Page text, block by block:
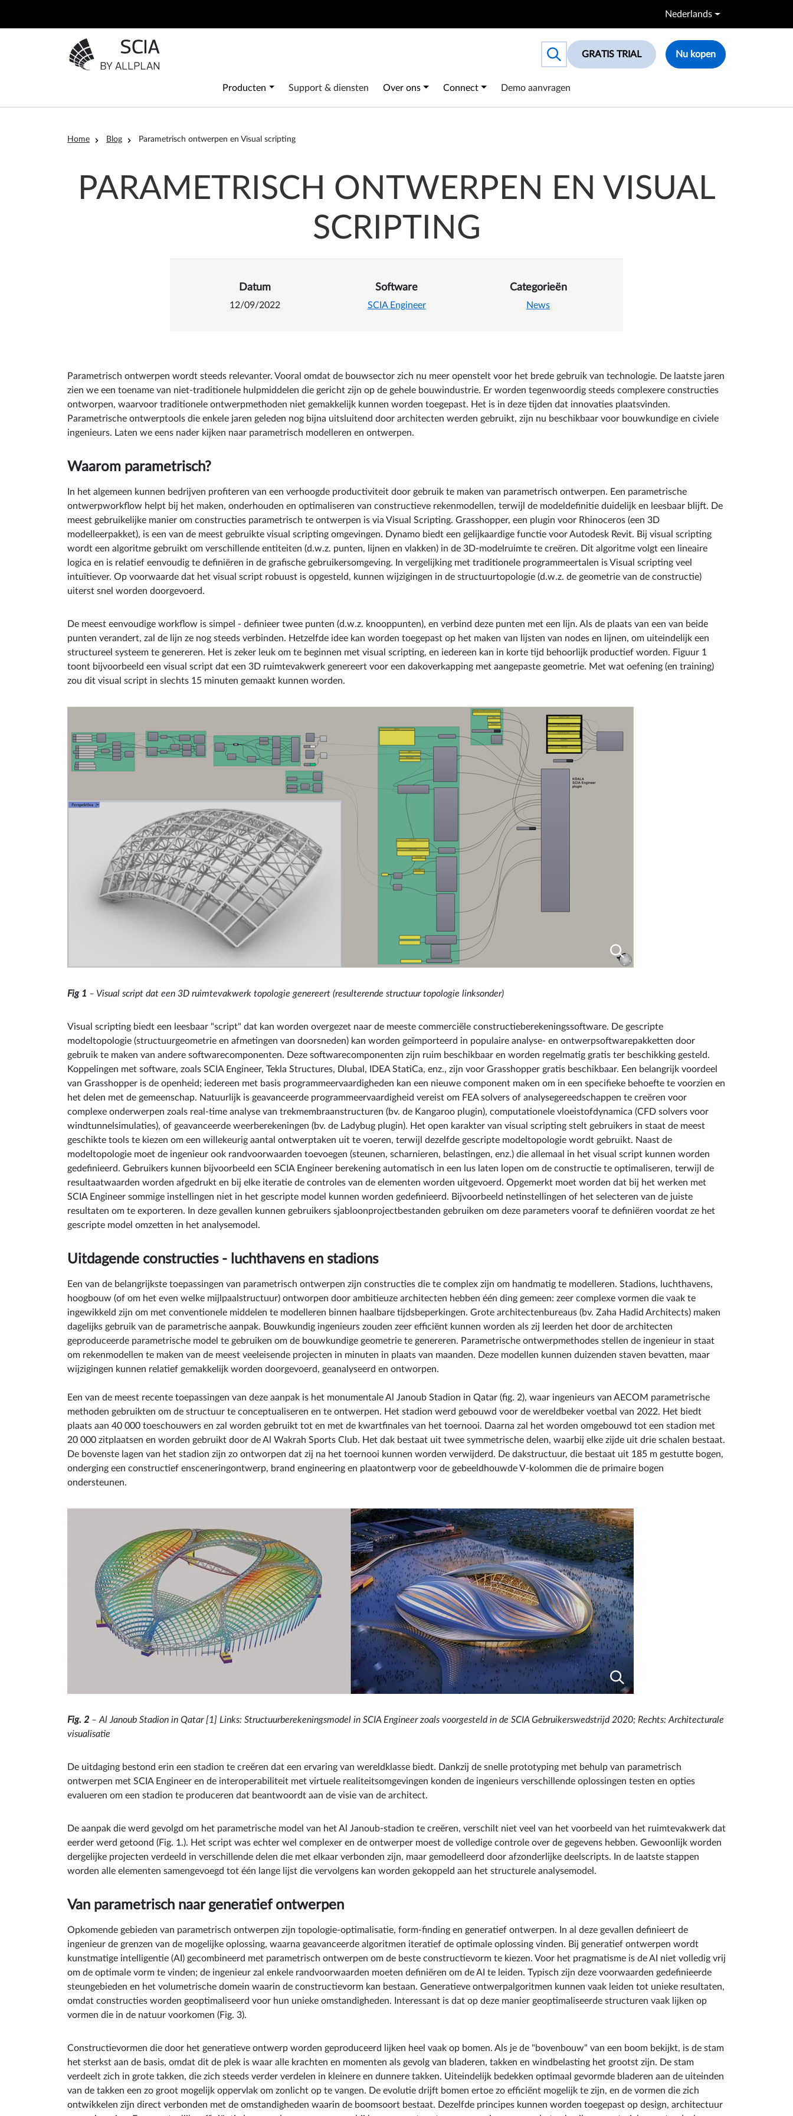
Nederlands
Toggle search box
GRATIS TRIAL Nu kopen
Main navigation
Producten Support & diensten Over ons Connect Demo aanvragen
Kruimelpad
Home Blog Parametrisch ontwerpen en Visual scripting
PARAMETRISCH ONTWERPEN EN VISUAL
SCRIPTING
Details van Parametrisch ontwerpen en Visual scripting
Datum
12/09/2022
Software
SCIA Engineer
Categorieën
News
Parametrisch ontwerpen wordt steeds relevanter. Vooral omdat de bouwsector zich nu meer openstelt voor het brede gebruik van technologie. De laatste jaren
zien we een toename van niet-traditionele hulpmiddelen die gericht zijn op de gehele bouwindustrie. Er worden tegenwoordig steeds complexere constructies
ontworpen, waarvoor traditionele ontwerpmethoden niet gemakkelijk kunnen worden toegepast. Het is in deze tijden dat innovaties plaatsvinden.
Parametrische ontwerptools die enkele jaren geleden nog bijna uitsluitend door architecten werden gebruikt, zijn nu beschikbaar voor bouwkundige en civiele
ingenieurs. Laten we eens nader kijken naar parametrisch modelleren en ontwerpen.
Waarom parametrisch?
In het algemeen kunnen bedrijven profiteren van een verhoogde productiviteit door gebruik te maken van parametrisch ontwerpen. Een parametrische
ontwerpworkflow helpt bij het maken, onderhouden en optimaliseren van constructieve rekenmodellen, terwijl de modeldefinitie duidelijk en leesbaar blijft. De
meest gebruikelijke manier om constructies parametrisch te ontwerpen is via Visual Scripting. Grasshopper, een plugin voor Rhinoceros (een 3D
modelleerpakket), is een van de meest gebruikte visual scripting omgevingen. Dynamo biedt een gelijkaardige functie voor Autodesk Revit. Bij visual scripting
wordt een algoritme gebruikt om verschillende entiteiten (d.w.z. punten, lijnen en vlakken) in de 3D-modelruimte te creëren. Dit algoritme volgt een lineaire
logica en is relatief eenvoudig te definiëren in de grafische gebruikersomgeving. In vergelijking met traditionele programmeertalen is Visual scripting veel
intuïtiever. Op voorwaarde dat het visual script robuust is opgesteld, kunnen wijzigingen in de structuurtopologie (d.w.z. de geometrie van de constructie)
uiterst snel worden doorgevoerd.
De meest eenvoudige workflow is simpel - definieer twee punten (d.w.z. knooppunten), en verbind deze punten met een lijn. Als de plaats van een van beide
punten verandert, zal de lijn ze nog steeds verbinden. Hetzelfde idee kan worden toegepast op het maken van lijsten van nodes en lijnen, om uiteindelijk een
structureel systeem te genereren. Het is zeker leuk om te beginnen met visual scripting, en iedereen kan in korte tijd behoorlijk productief worden. Figuur 1
toont bijvoorbeeld een visual script dat een 3D ruimtevakwerk genereert voor een dakoverkapping met aangepaste geometrie. Met wat oefening (en training)
zou dit visual script in slechts 15 minuten gemaakt kunnen worden.
Fig 1 – Visual script dat een 3D ruimtevakwerk topologie genereert (resulterende structuur topologie linksonder)
Visual scripting biedt een leesbaar "script" dat kan worden overgezet naar de meeste commerciële constructieberekeningssoftware. De gescripte
modeltopologie (structuurgeometrie en afmetingen van doorsneden) kan worden geïmporteerd in populaire analyse- en ontwerpsoftwarepakketten door
gebruik te maken van andere softwarecomponenten. Deze softwarecomponenten zijn ruim beschikbaar en worden regelmatig gratis ter beschikking gesteld.
Koppelingen met software, zoals SCIA Engineer, Tekla Structures, Dlubal, IDEA StatiCa, enz., zijn voor Grasshopper gratis beschikbaar. Een belangrijk voordeel
van Grasshopper is de openheid; iedereen met basis programmeervaardigheden kan een nieuwe component maken om in een specifieke behoefte te voorzien en
het delen met de gemeenschap. Natuurlijk is geavanceerde programmeervaardigheid vereist om FEA solvers of analysegereedschappen te creëren voor
complexe onderwerpen zoals real-time analyse van trekmembraanstructuren (bv. de Kangaroo plugin), computationele vloeistofdynamica (CFD solvers voor
windtunnelsimulaties), of geavanceerde weerberekeningen (bv. de Ladybug plugin). Het open karakter van visual scripting stelt gebruikers in staat de meest
geschikte tools te kiezen om een willekeurig aantal ontwerptaken uit te voeren, terwijl dezelfde gescripte modeltopologie wordt gebruikt. Naast de
modeltopologie moet de ingenieur ook randvoorwaarden toevoegen (steunen, scharnieren, belastingen, enz.) die allemaal in het visual script kunnen worden
gedefinieerd. Gebruikers kunnen bijvoorbeeld een SCIA Engineer berekening automatisch in een lus laten lopen om de constructie te optimaliseren, terwijl de
resultaatwaarden worden afgedrukt en bij elke iteratie de controles van de elementen worden uitgevoerd. Opgemerkt moet worden dat bij het werken met
SCIA Engineer sommige instellingen niet in het gescripte model kunnen worden gedefinieerd. Bijvoorbeeld netinstellingen of het selecteren van de juiste
resultaten om te exporteren. In deze gevallen kunnen gebruikers sjabloonprojectbestanden gebruiken om deze parameters vooraf te definiëren voordat ze het
gescripte model omzetten in het analysemodel.
Uitdagende constructies - luchthavens en stadions
Een van de belangrijkste toepassingen van parametrisch ontwerpen zijn constructies die te complex zijn om handmatig te modelleren. Stadions, luchthavens,
hoogbouw (of om het even welke mijlpaalstructuur) ontworpen door ambitieuze architecten hebben één ding gemeen: zeer complexe vormen die vaak te
ingewikkeld zijn om met conventionele middelen te modelleren binnen haalbare tijdsbeperkingen. Grote architectenbureaus (bv. Zaha Hadid Architects) maken
dagelijks gebruik van de parametrische aanpak. Bouwkundig ingenieurs zouden zeer efficiënt kunnen worden als zij leerden het door de architecten
geproduceerde parametrische model te gebruiken om de bouwkundige geometrie te genereren. Parametrische ontwerpmethodes stellen de ingenieur in staat
om rekenmodellen te maken van de meest veeleisende projecten in minuten in plaats van maanden. Deze modellen kunnen duizenden staven bevatten, maar
wijzigingen kunnen relatief gemakkelijk worden doorgevoerd, geanalyseerd en ontworpen.
Een van de meest recente toepassingen van deze aanpak is het monumentale Al Janoub Stadion in Qatar (fig. 2), waar ingenieurs van AECOM parametrische
methoden gebruikten om de structuur te conceptualiseren en te ontwerpen. Het stadion werd gebouwd voor de wereldbeker voetbal van 2022. Het biedt
plaats aan 40 000 toeschouwers en zal worden gebruikt tot en met de kwartfinales van het toernooi. Daarna zal het worden omgebouwd tot een stadion met
20 000 zitplaatsen en worden gebruikt door de Al Wakrah Sports Club. Het dak bestaat uit twee symmetrische delen, waarbij elke zijde uit drie schalen bestaat.
De bovenste lagen van het stadion zijn zo ontworpen dat zij na het toernooi kunnen worden verwijderd. De dakstructuur, die bestaat uit 185 m gestutte bogen,
onderging een constructief ensceneringontwerp, brand engineering en plaatontwerp voor de gebeeldhouwde V-kolommen die de primaire bogen
ondersteunen.
Fig. 2 – Al Janoub Stadion in Qatar [1] Links: Structuurberekeningsmodel in SCIA Engineer zoals voorgesteld in de SCIA Gebruikerswedstrijd 2020; Rechts: Architecturale
visualisatie
De uitdaging bestond erin een stadion te creëren dat een ervaring van wereldklasse biedt. Dankzij de snelle prototyping met behulp van parametrisch
ontwerpen met SCIA Engineer en de interoperabiliteit met virtuele realiteitsomgevingen konden de ingenieurs verschillende oplossingen testen en opties
evalueren om een stadion te produceren dat beantwoordt aan de visie van de architect.
De aanpak die werd gevolgd om het parametrische model van het Al Janoub-stadion te creëren, verschilt niet veel van het voorbeeld van het ruimtevakwerk dat
eerder werd getoond (Fig. 1.). Het script was echter wel complexer en de ontwerper moest de volledige controle over de gegevens hebben. Gewoonlijk worden
dergelijke projecten verdeeld in verschillende delen die met elkaar verbonden zijn, maar gemodelleerd door afzonderlijke deelscripts. In de laatste stappen
worden alle elementen samengevoegd tot één lange lijst die vervolgens kan worden gekoppeld aan het structurele analysemodel.
Van parametrisch naar generatief ontwerpen
Opkomende gebieden van parametrisch ontwerpen zijn topologie-optimalisatie, form-finding en generatief ontwerpen. In al deze gevallen definieert de
ingenieur de grenzen van de mogelijke oplossing, waarna geavanceerde algoritmen iteratief de optimale oplossing vinden. Bij generatief ontwerpen wordt
kunstmatige intelligentie (AI) gecombineerd met parametrisch ontwerpen om de beste constructievorm te kiezen. Voor het pragmatisme is de AI niet volledig vrij
om de optimale vorm te vinden; de ingenieur zal enkele randvoorwaarden moeten definiëren om de AI te leiden. Typisch zijn deze voorwaarden gedefinieerde
steungebieden en het volumetrische domein waarin de constructievorm kan bestaan. Generatieve ontwerpalgoritmen kunnen vaak leiden tot unieke resultaten,
omdat constructies worden geoptimaliseerd voor hun unieke omstandigheden. Interessant is dat op deze manier geoptimaliseerde structuren vaak lijken op
vormen die in de natuur voorkomen (Fig. 3).
Constructievormen die door het generatieve ontwerp worden geproduceerd lijken heel vaak op bomen. Als je de "bovenbouw" van een boom bekijkt, is de stam
het sterkst aan de basis, omdat dit de plek is waar alle krachten en momenten als gevolg van bladeren, takken en windbelasting het grootst zijn. De stam
verdeelt zich in grote takken, die zich steeds verder verdelen in kleinere en dunnere takken. Uiteindelijk bedekken optimaal gevormde bladeren aan de uiteinden
van de takken een zo groot mogelijk oppervlak om zonlicht op te vangen. De evolutie drijft bomen ertoe zo efficiënt mogelijk te zijn, en de vormen die zich
ontwikkelen zijn direct verbonden met de omstandigheden waarin de boomsoort bestaat. Dezelfde principes kunnen worden toegepast op design, architectuur